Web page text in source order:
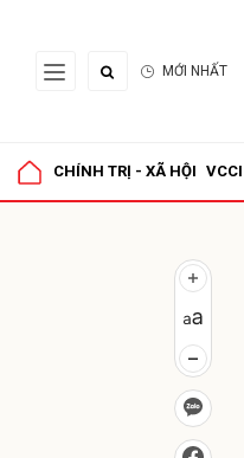
MỚI NHẤT
CHÍNH TRỊ - XÃ HỘI VCCI